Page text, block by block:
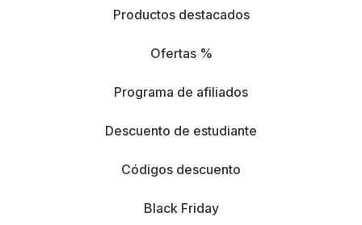
Productos destacados
Ofertas %
Programa de afiliados
Descuento de estudiante
Códigos descuento
Black Friday